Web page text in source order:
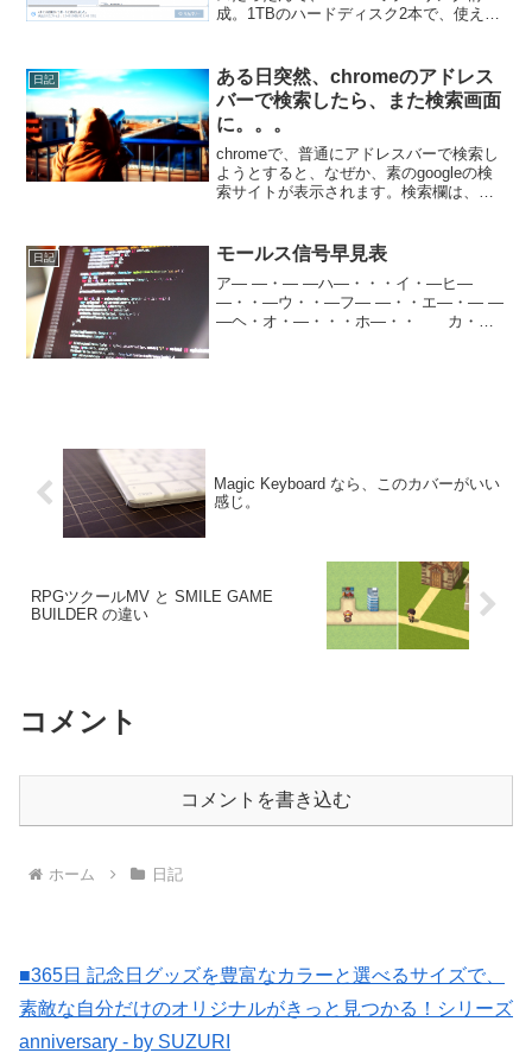
イルが復活できそうな話（後半）
ドディスク取り出して外付けキッ
トでデータ取り出してみたいな
ら、「EaseUS Data Recovery
Wizard」試してみて！
成。1TBのハードディスク2本で、使える
になっても、もう１つが同じ内容で保存
され...
日記
ある日突然、chromeのアドレス
バーで検索したら、また検索画面
に。。。
chromeで、普通にアドレスバーで検索し
ようとすると、なぜか、素のgoogleの検
索サイトが表示されます。検索欄は、空
り、イラッてします。('A`)まず、検索に
使ってい...
日記 モールス信号早見表
ア― ―・― ―ハ―・・・イ・―ヒ―
―・・―ウ・・―フ― ―・・エ―・― ―
―ヘ・オ・―・・・ホ―・・ カ・
Magic Keyboard なら、このカバーがいい
感じ。
RPGツクールMV と SMILE GAME
BUILDER の違い
コメント
コメントを書き込む
ホーム 日記
■365日 記念日グッズを豊富なカラーと選べるサイズで、
素敵な自分だけのオリジナルがきっと見つかる！シリーズ
anniversary - by SUZURI